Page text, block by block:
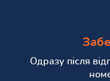
Одразу після